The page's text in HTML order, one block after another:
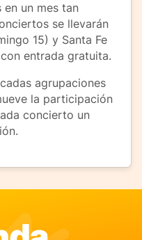
en un mes tan
se llevarán
15) y Santa Fe
entrada gratuita.
agrupaciones
la participación
concierto un